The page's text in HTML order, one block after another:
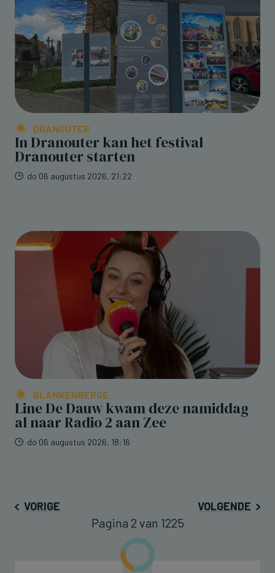
DRANOUTER
In Dranouter kan het festival
Dranouter starten
do 06 augustus 2026, 21:22
BLANKENBERGE
Line De Dauw kwam deze namiddag
al naar Radio 2 aan Zee
do 06 augustus 2026, 18:16
VORIGE VOLGENDE
Pagina 2 van 1225